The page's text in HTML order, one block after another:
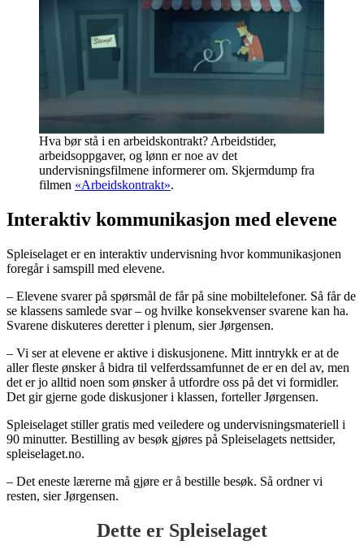
Hva bør stå i en arbeidskontrakt? Arbeidstider,
arbeidsoppgaver, og lønn er noe av det
undervisningsfilmene informerer om. Skjermdump fra
filmen «Arbeidskontrakt».
Interaktiv kommunikasjon med elevene
Spleiselaget er en interaktiv undervisning hvor kommunikasjonen
foregår i samspill med elevene.
– Elevene svarer på spørsmål de får på sine mobiltelefoner. Så får de
se klassens samlede svar – og hvilke konsekvenser svarene kan ha.
Svarene diskuteres deretter i plenum, sier Jørgensen.
– Vi ser at elevene er aktive i diskusjonene. Mitt inntrykk er at de
aller fleste ønsker å bidra til velferdssamfunnet de er en del av, men
det er jo alltid noen som ønsker å utfordre oss på det vi formidler.
Det gir gjerne gode diskusjoner i klassen, forteller Jørgensen.
Spleiselaget stiller gratis med veiledere og undervisningsmateriell i
90 minutter. Bestilling av besøk gjøres på Spleiselagets nettsider,
spleiselaget.no.
– Det eneste lærerne må gjøre er å bestille besøk. Så ordner vi
resten, sier Jørgensen.
Dette er Spleiselaget